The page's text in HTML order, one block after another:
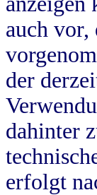
auch
der
dahinter
erfolgt